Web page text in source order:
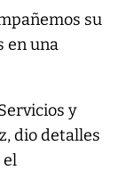
su
en una
y
dio detalles
el